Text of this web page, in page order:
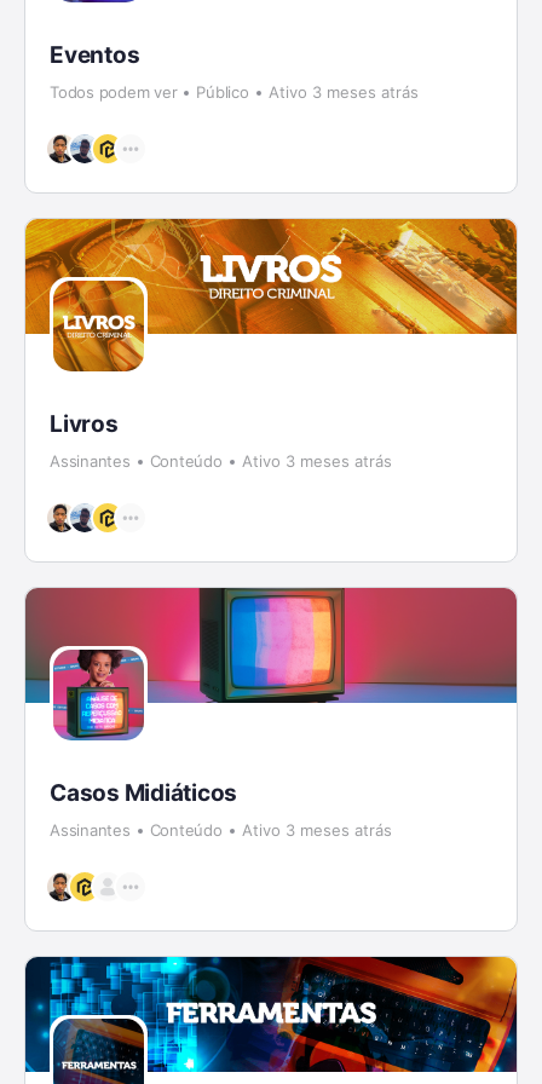
Eventos
Todos podem ver Público Ativo 3 meses atrás
Livros
Assinantes Conteúdo Ativo 3 meses atrás
Casos Midiáticos
Assinantes Conteúdo Ativo 3 meses atrás